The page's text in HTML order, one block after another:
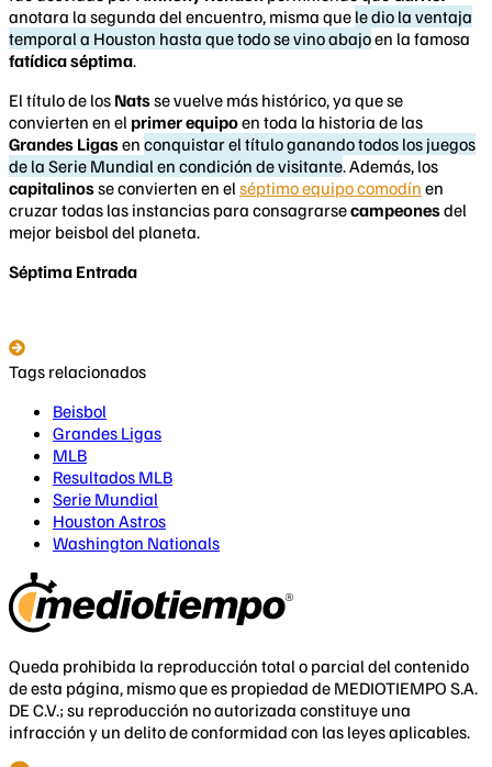
anotara la segunda del encuentro, misma que le dio la ventaja
temporal a Houston hasta que todo se vino abajoen la famosa
fatídica séptima.
El título de los Natsse vuelve más histórico, ya que se
convierten en el primer equipoen toda la historia de las
Grandes Ligasen conquistar el título ganando todos los juegos
de la Serie Mundial en condición de visitante. Además, los
capitalinosse convierten en el séptimo equipo comodín en
cruzar todas las instancias para consagrarsecampeonesdel
mejor beisbol del planeta.
Séptima Entrada
Tags relacionados
Beisbol
Grandes Ligas
MLB
Resultados MLB
Serie Mundial
Houston Astros
Washington Nationals
Queda prohibida la reproducción total o parcial del contenido
de esta página, mismo que es propiedad de MEDIOTIEMPO S.A.
DE C.V.; su reproducción no autorizada constituye una
infracción y un delito de conformidad con las leyes aplicables.